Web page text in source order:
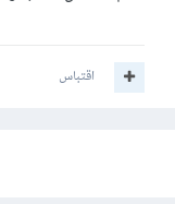
اقتباس